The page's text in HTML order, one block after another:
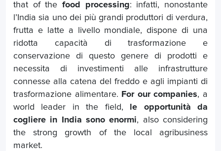
that of the food processing: infatti, nonostante
l’India sia uno dei più grandi produttori di verdura,
frutta e latte a livello mondiale, dispone di una
ridotta capacità di trasformazione e
conservazione di questo genere di prodotti e
necessita di investimenti alle infrastrutture
connesse alla catena del freddo e agli impianti di
trasformazione alimentare. For our companies, a
world leader in the field,
le opportunità da
cogliere in India sono enormi, also considering
the strong growth of the local agribusiness
market.